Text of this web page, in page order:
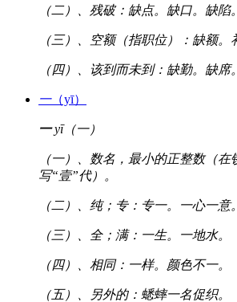
（二）、残破：缺点。缺口。缺陷。
（三）、空额（指职位）：缺额。
（四）、该到而未到：缺勤。缺席。
一（yī）
一yī（一）
（一）、数名，最小的正整数（
写“壹”代）。
（二）、纯；专：专一。一心一意。
（三）、全；满：一生。一地水。
（四）、相同：一样。颜色不一。
（五）、另外的：蟋蟀一名促织。